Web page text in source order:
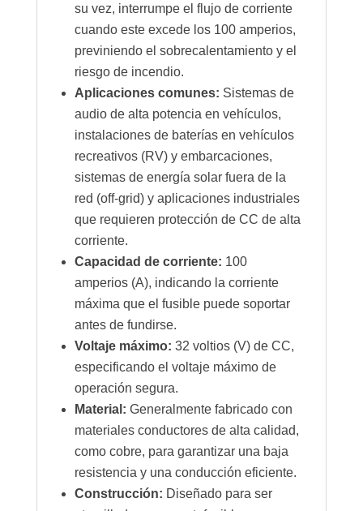
su vez, interrumpe el flujo de corriente
cuando este excede los 100 amperios,
previniendo el sobrecalentamiento y el
riesgo de incendio.
Aplicaciones comunes: Sistemas de
audio de alta potencia en vehículos,
instalaciones de baterías en vehículos
recreativos (RV) y embarcaciones,
sistemas de energía solar fuera de la
red (off-grid) y aplicaciones industriales
que requieren protección de CC de alta
corriente.
Capacidad de corriente: 100
amperios (A), indicando la corriente
máxima que el fusible puede soportar
antes de fundirse.
Voltaje máximo: 32 voltios (V) de CC,
especificando el voltaje máximo de
operación segura.
Material: Generalmente fabricado con
materiales conductores de alta calidad,
como cobre, para garantizar una baja
resistencia y una conducción eficiente.
Construcción: Diseñado para ser